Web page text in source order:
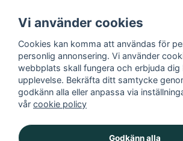
Följ oss:
Instagram
Facebook
TikTok
YouTube
Vi
Snabba
Trygga
Fri frakt
Trevlig
Vi använder cookies
Cookies kan komma att användas för
personlig annonsering. Vi använder
webbplats skall fungera och erbjuda dig
upplevelse. Bekräfta ditt samtycke
godkänn alla eller anpassa via
vår cookie policy
Godkänn alla